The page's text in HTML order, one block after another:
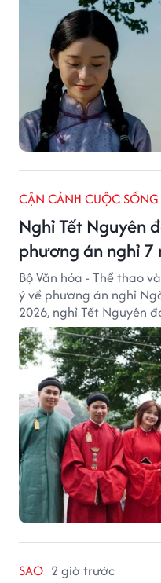
CẬN CẢNH CUỘC SỐNG
Nghỉ Tết Nguyên
phương án nghỉ 7
Bộ Văn hóa - Thể thao
ý về phương án nghỉ
2026, nghỉ Tết Nguyên
2027.
SAO 2 giờ trước